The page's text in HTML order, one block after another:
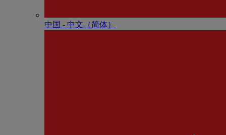
中国 - 中⽂（简体）